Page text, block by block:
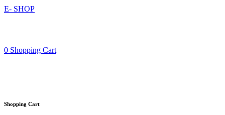
E- SHOP
0 Shopping Cart
Shopping Cart